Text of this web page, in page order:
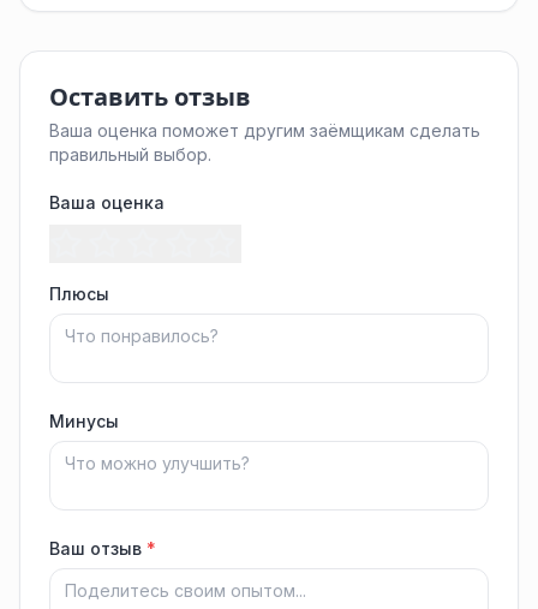
Оставить отзыв
Ваша оценка поможет другим заёмщикам сделать
правильный выбор.
Ваша оценка
Плюсы
Минусы
Ваш отзыв *